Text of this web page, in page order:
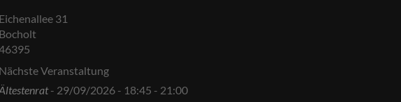
31
Veranstaltung
- 29/09/2026 - 18:45 - 21:00